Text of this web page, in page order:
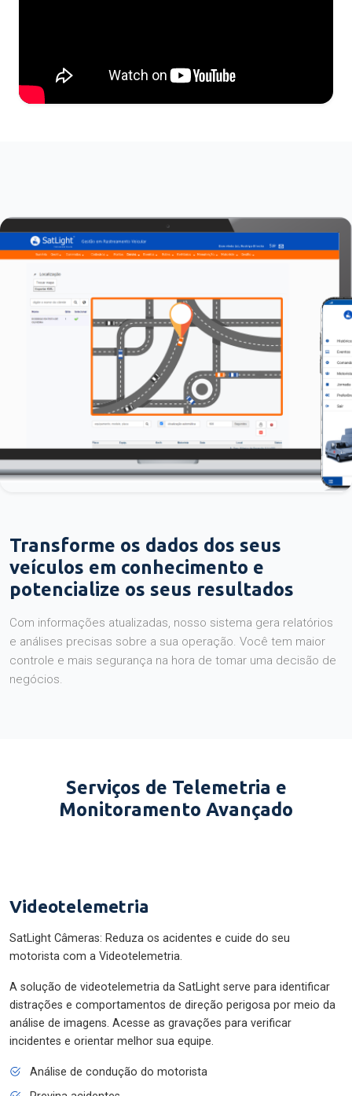
Transforme os dados dos seus
veículos em conhecimento e
potencialize os seus resultados
Com informações atualizadas, nosso sistema gera relatórios
e análises precisas sobre a sua operação. Você tem maior
controle e mais segurança na hora de tomar uma decisão de
negócios.
Serviços de Telemetria e
Monitoramento Avançado
Videotelemetria
SatLight Câmeras: Reduza os acidentes e cuide do seu
motorista com a Videotelemetria.
A solução de videotelemetria da SatLight serve para identificar
distrações e comportamentos de direção perigosa por meio da
análise de imagens. Acesse as gravações para verificar
incidentes e orientar melhor sua equipe.
Análise de condução do motorista